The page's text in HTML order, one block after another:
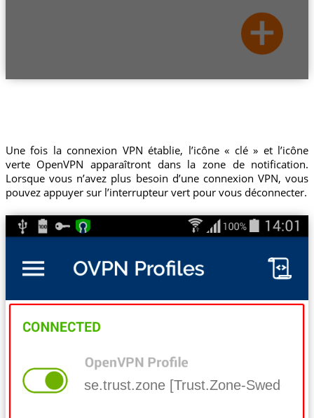
Une fois la connexion VPN établie, l’icône « clé » et l’icône
verte OpenVPN apparaîtront dans la zone de notification.
Lorsque vous n’avez plus besoin d’une connexion VPN, vous
pouvez appuyer sur l’interrupteur vert pour vous déconnecter.
se.trust.zone [Trust.Zone-Sweden]